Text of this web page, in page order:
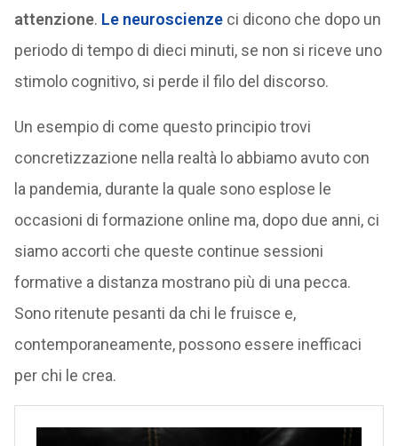
modalità di apprendimento e ridotto le capacità di
attenzione.Le neuroscienzeci dicono che dopo un
periodo di tempo di dieci minuti, se non si riceve uno
Un esempio di come questo principio trovi
concretizzazione nella realtà lo abbiamo avuto con
la pandemia, durante la quale sono esplose le
occasioni di formazione online ma, dopo due anni, ci
siamo accorti che queste continue sessioni
formative a distanza mostrano più di una pecca.
Sono ritenute pesanti da chi le fruisce e,
contemporaneamente, possono essere inefficaci
per chi le crea.